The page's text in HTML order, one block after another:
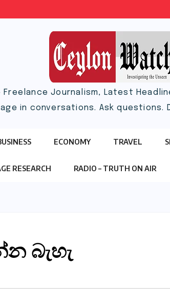
Journalism, Latest
in conversations. Ask questions.
ECONOMY TRAVEL
RESEARCH RADIO – TRUTH ON AIR
බැහැ